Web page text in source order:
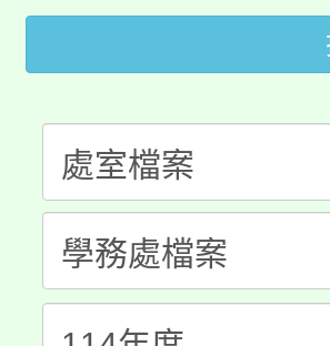
場熱烈登場!
8/21下午1時
徵才活動。
YOUNG桃局
局官網。
8月14至27日
開!
115年桃園市
田徑場及游泳
桃園市低收
視費優惠，
大園自造教